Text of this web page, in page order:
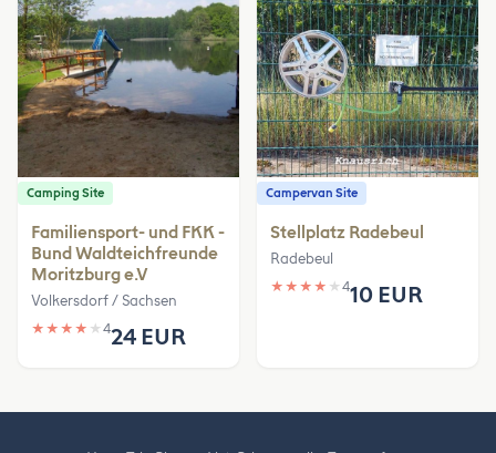
Camping Site
Familiensport- und FKK -
Bund Waldteichfreunde
Moritzburg e.V
Volkersdorf / Sachsen
★ ★ ★ ★ ★ 424 EUR
Campervan Site
Stellplatz Radebeul
Radebeul
★ ★ ★ ★ ★ 410 EUR